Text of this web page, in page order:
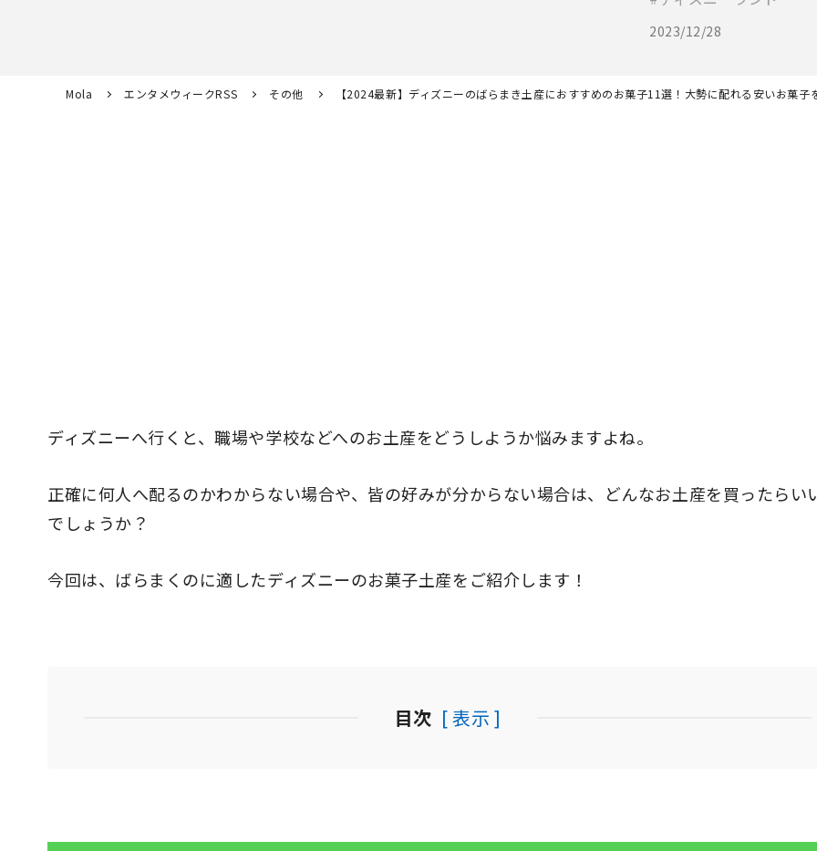
2023/12/28
Mola エンタメウィークRSS その他 【2024最新】ディズニーのばらまき土産におすすめのお菓子11選！大勢に配れる安いお菓子
ディズニーへ行くと、職場や学校などへのお土産をどうしようか悩みますよね。
正確に何人へ配るのかわからない場合や、皆の好みが分からない場合は、どんなお土産を買ったらい
でしょうか？
今回は、ばらまくのに適したディズニーのお菓子土産をご紹介します！
目次 [ 表示 ]